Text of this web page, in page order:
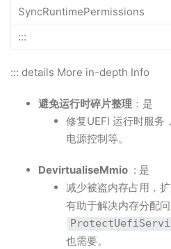
SyncRuntimePermissions
:::
::: details More in-depth Info
避免运行时碎片整理 ：是
修复UEFI 运行时服务
电源控制等。
DevirtualiseMmio : 是
减少被盗内存占用，
有助于解决内存分配问
也需要。